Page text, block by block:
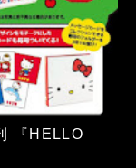
『HELLO